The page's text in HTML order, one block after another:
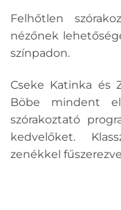
Felhőtlen
nézőnek
színpadon.
Cseke Katinka és
Böbe mindent
szórakoztató
kedvelőket.
zenékkel